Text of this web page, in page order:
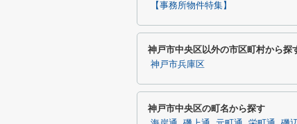
【事務所物件特集】
神戸市中央区以外の市区町村から探
神戸市兵庫区
神戸市中央区の町名から探す